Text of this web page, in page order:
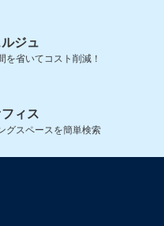
ジュ
省いてコスト削減！
ィス
グスペースを簡単検索